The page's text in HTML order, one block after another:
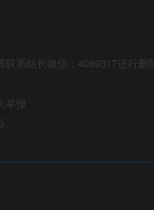
系站长微信：4089317进行删
举报